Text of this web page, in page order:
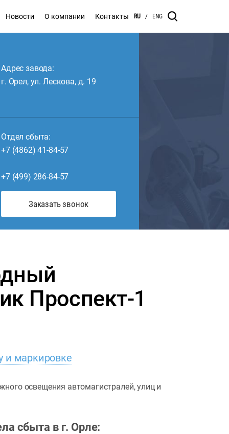
RU / ENG
Новости О компании Контакты
Адрес завода:
г. Орел, ул. Лескова, д. 19
Отдел сбыта:
+7 (4862) 41-84-57
+7 (499) 286-84-57
Заказать звонок
Проспект-1
и маркировке
освещения автомагистралей, улиц и
сбыта в г. Орле: